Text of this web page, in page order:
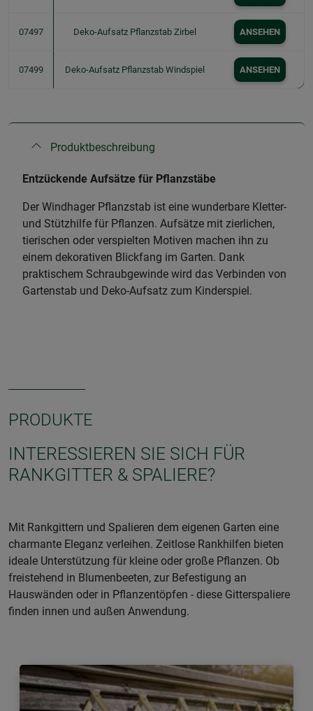
07497 Deko-Aufsatz Pflanzstab Zirbel ANSEHEN
07499 Deko-Aufsatz Pflanzstab Windspiel ANSEHEN
Produktbeschreibung
Entzückende Aufsätze für Pflanzstäbe
Der Windhager Pflanzstab ist eine wunderbare Kletter-
und Stützhilfe für Pflanzen. Aufsätze mit zierlichen,
tierischen oder verspielten Motiven machen ihn zu
einem dekorativen Blickfang im Garten. Dank
praktischem Schraubgewinde wird das Verbinden von
Gartenstab und Deko-Aufsatz zum Kinderspiel.
PRODUKTE
INTERESSIEREN SIE SICH FÜR
RANKGITTER & SPALIERE?
Mit Rankgittern und Spalieren dem eigenen Garten eine
charmante Eleganz verleihen. Zeitlose Rankhilfen bieten
ideale Unterstützung für kleine oder große Pflanzen. Ob
freistehend in Blumenbeeten, zur Befestigung an
Hauswänden oder in Pflanzentöpfen - diese Gitterspaliere
finden innen und außen Anwendung.